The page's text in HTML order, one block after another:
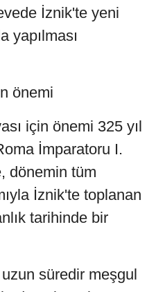
İznik'te yeni
yapılması
önemi
için önemi 325 yıl
İmparatoru I.
dönemin tüm
İznik'te toplanan
tarihinde bir
süredir meşgul